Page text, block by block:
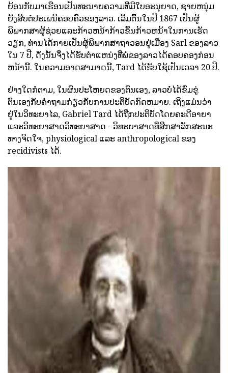
ຍ້ອນກັບມາເຮືອນເປັນທະນາຍຄວາມທີ່ມີໃບອະນຸຍາດ, ຊາຍຫນຸ່ມ
ຍັງສືບຕໍ່ປະເພນີຄອບຄົວຂອງລາວ. ເລີ່ມຕົ້ນໃນປີ 1867 ເປັນຜູ້
ພິພາກສາຜູ້ຊ່ວຍແລະກ້າວຫນ້າກ້າວຂຶ້ນກ້າວຫນ້າໃນການເຮັດ
ວຽກ, ທ່ານໄດ້ກາຍເປັນຜູ້ພິພາກສາຖາວອນຢູ່ເມືອງ Sarl ຂອງລາວ
ໃນ 7 ປີ, ດັ່ງນັ້ນຈຶ່ງໄດ້ຮັບຕໍາແຫນ່ງທີ່ພໍ່ຂອງລາວໄດ້ຄອບຄອງກ່ອນ
ຫນ້ານີ້. ໃນຄວາມອາດສາມາດນີ້, Tard ໄດ້ຮັບໃຊ້ເປັນເວລາ 20 ປີ.
ຢ່າງໃດກໍຕາມ, ໃນຜົນປະໂຫຍດຂອງຕົນເອງ, ລາວບໍ່ໄດ້ຂົ່ມຂູ່
ຕົນເອງກັບຄໍາຖາມກ່ຽວກັບການປະຕິບັດກົດຫມາຍ. ເຖິງແມ່ນວ່າ
ຢູ່ໃນວິທະຍາໄລ, Gabriel Tard ໄດ້ຖືກປະຕິບັດໂດຍຄະດີອາຍາ
ແລະວິທະຍາສາດວິທະຍາສາດ - ວິທະຍາສາດທີ່ສຶກສາລັກສະນະ
ທາງຈິດໃຈ, physiological ແລະ anthropological ຂອງ
recidivists ໄດ້.